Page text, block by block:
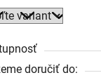
doručiť do: